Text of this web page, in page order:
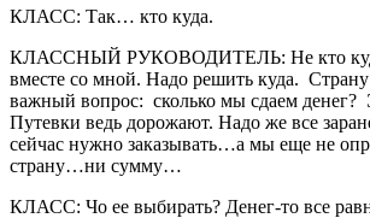
КЛАСС: Так… кто куда.
КЛАССНЫЙ РУКОВОДИТЕЛЬ: Не кто
вместе со мной. Надо решить куда.
важный вопрос: сколько мы сдаем денег?
Путевки ведь дорожают. Надо же все
сейчас нужно заказывать…а мы еще не
страну…ни сумму…
КЛАСС: Чо ее выбирать? Денег-то все